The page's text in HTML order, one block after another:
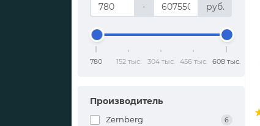
- руб.
780 152 тыс. 304 тыс. 456 тыс. 608 тыс.
Производитель
Zernberg 6